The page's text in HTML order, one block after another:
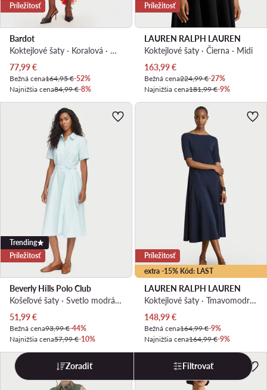
Príležitosť
Bardot
Koktejlové šaty · Koralová · Midi, Asymetrická
Aktuálna cena
77,99€
Bežná cena164,95 €-52%
Najnižšia cena84,99 €-8%
Príležitosť
LAUREN RALPH LAUREN
Koktejlové šaty · Čierna · Midi
Aktuálna cena
163,99€
Bežná cena224,99 €-27%
Najnižšia cena181,99 €-9%
Trending
Príležitosť
Beverly Hills Polo Club
Košeľové šaty · Svetlo modrá · Midi
Aktuálna cena
51,99€
Bežná cena93,99 €-44%
Najnižšia cena57,99 €-10%
extra -15% Kód: LAST
Príležitosť
LAUREN RALPH LAUREN
Koktejlové šaty · Tmavomodrá · Midi
Aktuálna cena
148,99€
Bežná cena164,99 €-9%
Najnižšia cena164,99 €-9%
Zoradiť Filtrovať